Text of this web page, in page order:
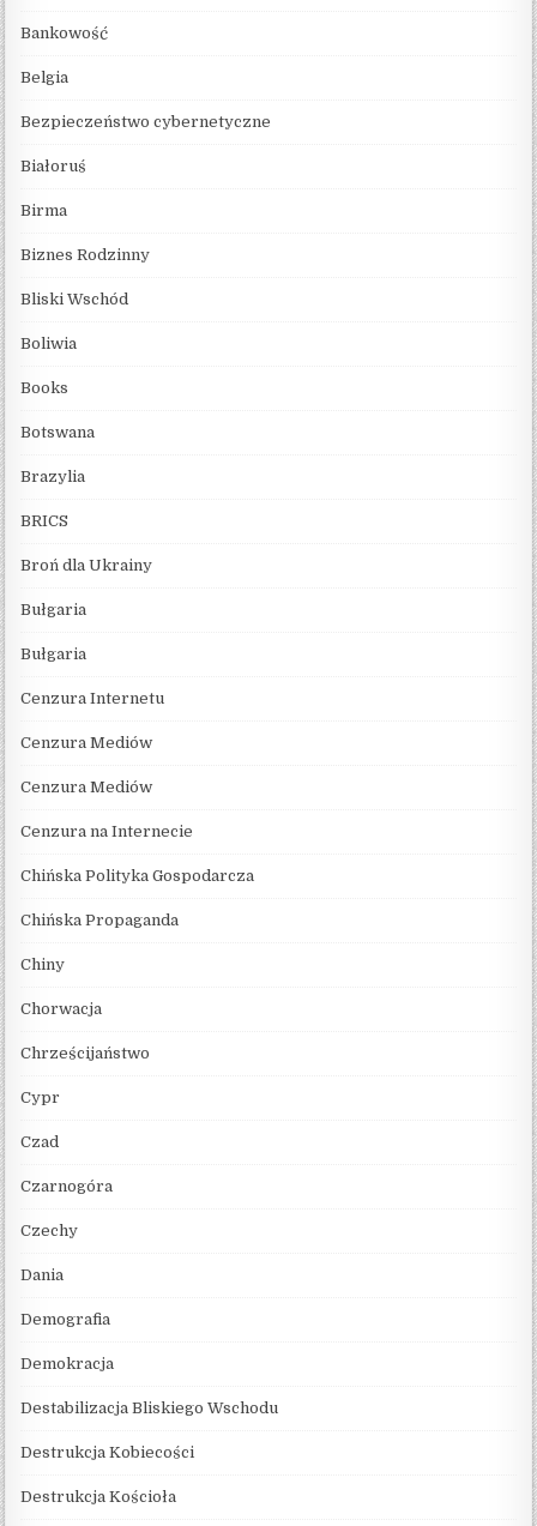
Bankowość
Belgia
Bezpieczeństwo cybernetyczne
Białoruś
Birma
Biznes Rodzinny
Bliski Wschód
Boliwia
Books
Botswana
Brazylia
BRICS
Broń dla Ukrainy
Bułgaria
Bułgaria
Cenzura Internetu
Cenzura Mediów
Cenzura Mediów
Cenzura na Internecie
Chińska Polityka Gospodarcza
Chińska Propaganda
Chiny
Chorwacja
Chrześcijaństwo
Cypr
Czad
Czarnogóra
Czechy
Dania
Demografia
Demokracja
Destabilizacja Bliskiego Wschodu
Destrukcja Kobiecości
Destrukcja Kościoła